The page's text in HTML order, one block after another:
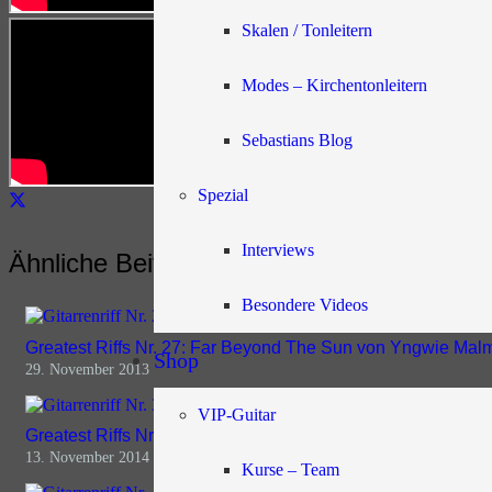
Skalen / Tonleitern
Modes – Kirchentonleitern
Sebastians Blog
Spezial
Interviews
Besondere Videos
Shop
VIP-Guitar
Kurse – Team
Ähnliche Beiträge
Greatest Riffs Nr. 27: Far Beyond The Sun von Yngwie
29. November 2013
Greatest Riffs Nr. 32: Since You Been Gone – Rainbow
13. November 2014